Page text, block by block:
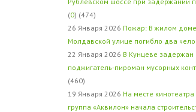
(0) (474)
26 Января 2026 Пожар: В жилом
Молдавской улице погибло два
22 Января 2026 В Кунцеве задержан
поджигатель-пироман мусорных
(460)
19 Января 2026 На месте кинотеатра
группа «Аквилон» начала